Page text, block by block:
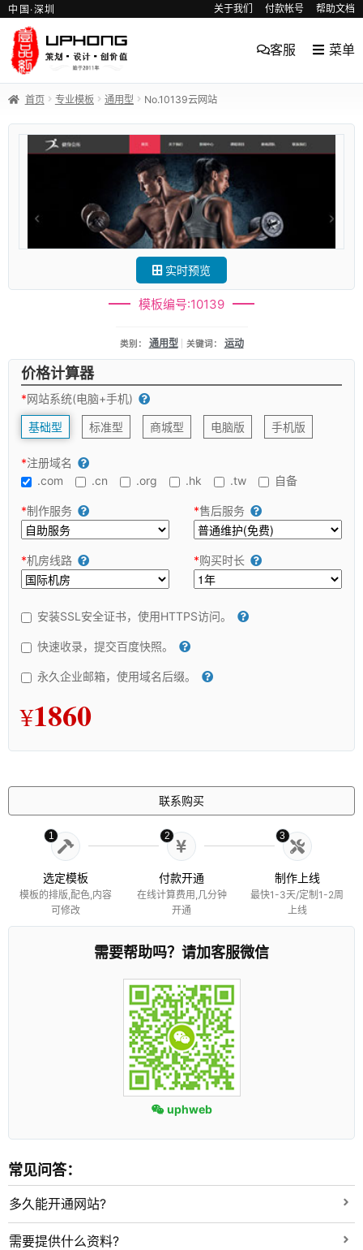
中国·深圳 关于我们 付款帐号 帮助文档
客服 菜单
首页 专业模板 通用型 No.10139云网站
实时预览
模板编号:10139
类别： 通用型 关键词： 运动
价格计算器
*网站系统(电脑+手机)
基础型 标准型 商城型 电脑版 手机版
*注册域名
.com
.cn .org .hk .tw 自备
*制作服务 *售后服务
*机房线路 *购买时长
安装SSL安全证书，使用HTTPS访问。
快速收录，提交百度快照。
永久企业邮箱，使用域名后缀。
¥1860
联系购买
1
选定模板
模板的排版,配色,内容
可修改
2
付款开通
在线计算费用,几分钟
开通
3
制作上线
最快1-3天/定制1-2周
上线
需要帮助吗？请加客服微信
uphweb
常见问答：
多久能开通网站?
需要提供什么资料?